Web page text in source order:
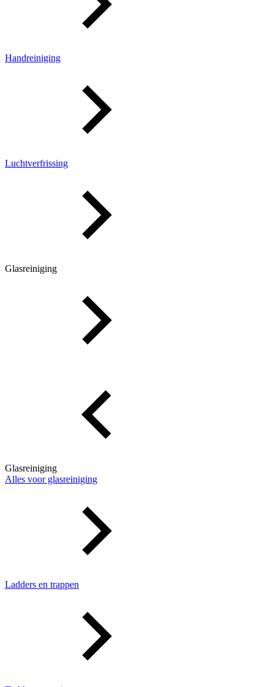
Handreiniging
Luchtverfrissing
Glasreiniging
Glasreiniging
Alles voor glasreiniging
Ladders en trappen